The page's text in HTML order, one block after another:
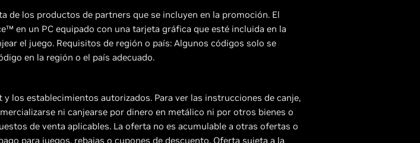
de los productos de partners que se incluyen en la promoción. El
en un PC equipado con una tarjeta gráfica que esté incluida en la
el juego. Requisitos de región o país: Algunos códigos solo se
en la región o el país adecuado.
los establecimientos autorizados. Para ver las instrucciones de canje,
ni canjearse por dinero en metálico ni por otros bienes o
de venta aplicables. La oferta no es acumulable a otras ofertas o
para juegos, rebajas o cupones de descuento. Oferta sujeta a la